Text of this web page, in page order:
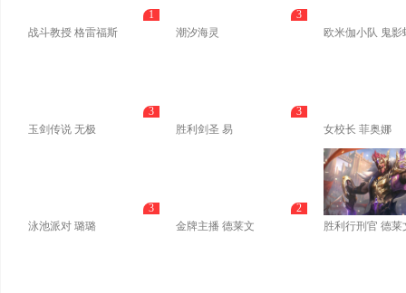
战斗教授 格雷福斯
1
潮汐海灵
3
欧米伽小队 鬼影
玉剑传说 无极
3
胜利剑圣 易
3
女校长 菲奥娜
泳池派对 璐璐
3
金牌主播 德莱文
2
胜利行刑官 德莱